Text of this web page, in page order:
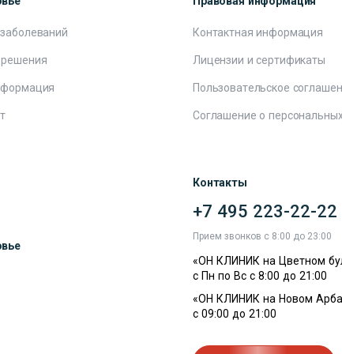
Контактная информация
Лицензии и сертификаты
Пользовательское
Соглашение о
Контакты
+7 495 223-22-22
Прием звонков с 8:00 до 23:00
«ОН КЛИНИК на Цветном
с Пн по Вс с 8:00 до 21:00
«ОН КЛИНИК на Новом
с 09:00 до 21:00